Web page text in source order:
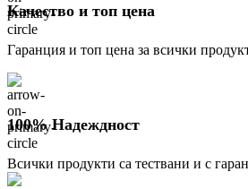
Качество и топ цена
Гаранция и топ цена за всички
100% Надеждност
Всички продукти са тествани и с